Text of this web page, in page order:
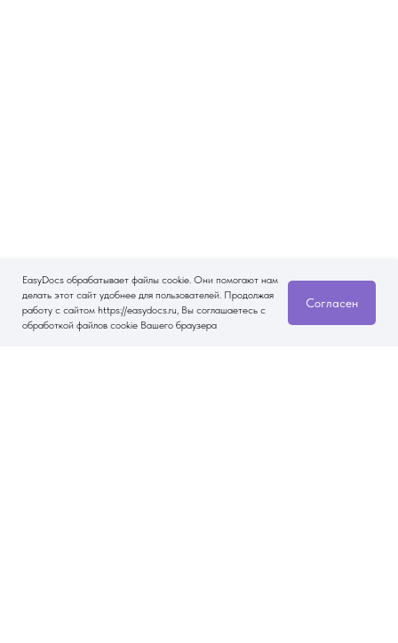
EasyDocs обрабатывает файлы cookie. Они помогают нам
делать этот сайт удобнее для пользователей. Продолжая
работу с сайтом https://easydocs.ru, Вы соглашаетесь с
обработкой файлов cookie Вашего браузера
Согласен